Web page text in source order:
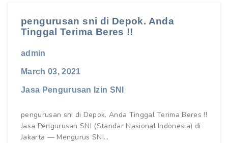
pengurusan sni di Depok. Anda
Tinggal Terima Beres !!
admin
March 03, 2021
Jasa Pengurusan Izin SNI
pengurusan sni di Depok. Anda Tinggal Terima Beres !!
Jasa Pengurusan SNI (Standar Nasional Indonesia) di
Jakarta — Mengurus SNI…